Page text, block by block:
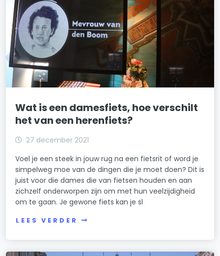
Wat is een damesfiets, hoe verschilt
het van een herenfiets?
27 december 2021
Voel je een steek in jouw rug na een fietsrit of word je
simpelweg moe van de dingen die je moet doen? Dit is
juist voor die dames die van fietsen houden en aan
zichzelf onderworpen zijn om met hun veelzijdigheid
om te gaan. Je gewone fiets kan je sl
LEES VERDER